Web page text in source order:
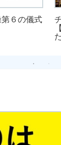
６の儀式